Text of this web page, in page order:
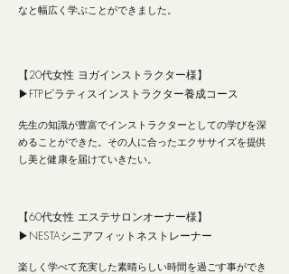
なと幅広く学ぶことができました。
【20代女性 ヨガインストラクター様】
▶︎FTPピラティスインストラクター養成コース
先生の知識が豊富でインストラクターとしての学びを深
めることができた。その人に合ったエクササイズを提供
し美と健康を届けていきたい。
【60代女性 エステサロンオーナー様】
▶︎NESTAシニアフィットネストレーナー
楽しく学べて充実した素晴らしい時間を過ごす事ができ